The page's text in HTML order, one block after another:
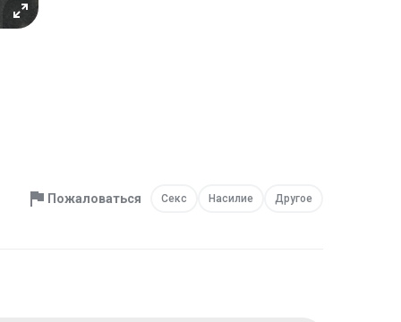
Пожаловаться Секс Насилие Другое